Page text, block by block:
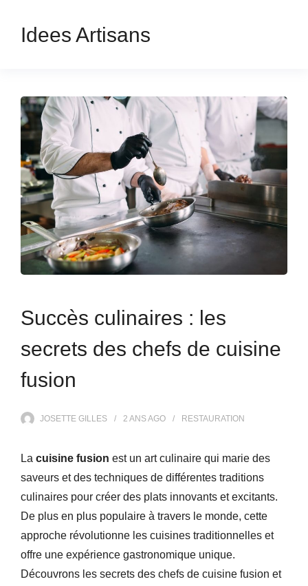
Idees Artisans
Succès culinaires : les
secrets des chefs de cuisine
fusion
JOSETTE GILLES 2 ANSAGO RESTAURATION
La cuisine fusion est un art culinaire qui marie des
saveurs et des techniques de différentes traditions
culinaires pour créer des plats innovants et excitants.
De plus en plus populaire à travers le monde, cette
approche révolutionne les cuisines traditionnelles et
offre une expérience gastronomique unique.
Découvrons les secrets des chefs de cuisine fusion et